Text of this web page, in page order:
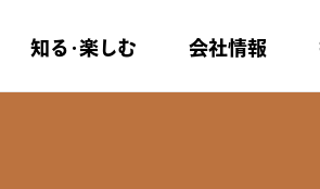
知る･楽しむ 会社情報